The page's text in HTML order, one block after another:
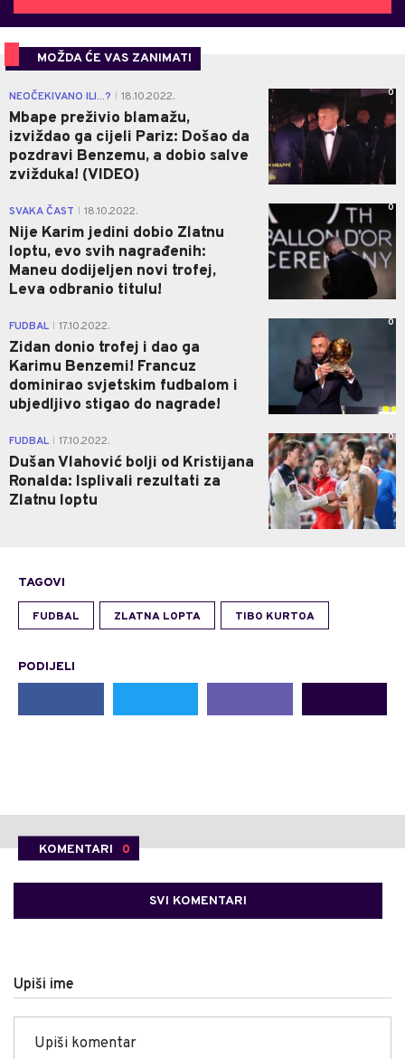
MOŽDA ĆE VAS ZANIMATI
NEOČEKIVANO ILI...? 18.10.2022.
Mbape preživio blamažu,
izviždao ga cijeli Pariz: Došao da
pozdravi Benzemu, a dobio salve
zvižduka! (VIDEO)
0
SVAKA ČAST 18.10.2022.
Nije Karim jedini dobio Zlatnu
loptu, evo svih nagrađenih:
Maneu dodijeljen novi trofej,
Leva odbranio titulu!
0
FUDBAL 17.10.2022.
Zidan donio trofej i dao ga
Karimu Benzemi! Francuz
dominirao svjetskim fudbalom i
ubjedljivo stigao do nagrade!
0
FUDBAL 17.10.2022.
Dušan Vlahović bolji od Kristijana
Ronalda: Isplivali rezultati za
Zlatnu loptu
0
TAGOVI
FUDBAL ZLATNA LOPTA TIBO KURTOA
PODIJELI
KOMENTARI 0
SVI KOMENTARI
Upiši ime